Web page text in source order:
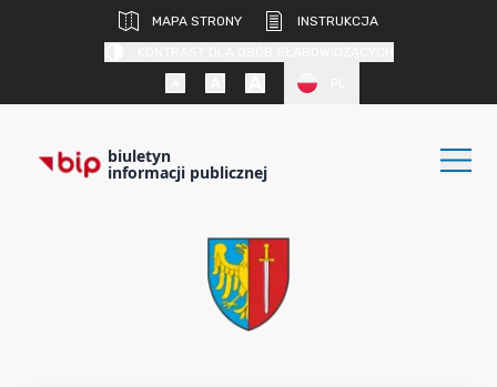
MAPA STRONY
INSTRUKCJA
biuletyn
informacji publicznej